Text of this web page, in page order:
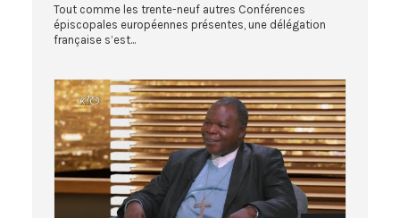
Tout comme les trente-neuf autres Conférences
épiscopales européennes présentes, une délégation
française s’est...